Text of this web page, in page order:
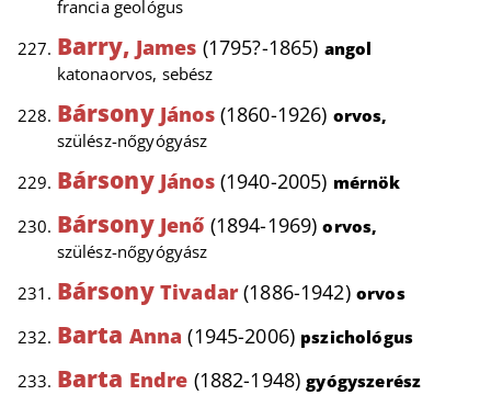
francia geológus
Barry, James (1795?-1865) angol
katonaorvos, sebész
Bársony János (1860-1926) orvos,
szülész-nőgyógyász
Bársony János (1940-2005) mérnök
Bársony Jenő (1894-1969)orvos,
szülész-nőgyógyász
Bársony Tivadar(1886-1942) orvos
Barta Anna(1945-2006) pszichológus
Barta Endre (1882-1948)gyógyszerész